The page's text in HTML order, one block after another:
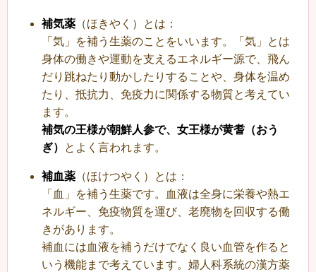
補気薬 （ほきやく）とは：
「気」を補う生薬のことをいいます。「気」とは
身体の働きや運動を支えるエネルギー源で、飛ん
だり跳ねたり動かしたりすることや、身体を温め
たり、抵抗力、免疫力に関係する物質と考えてい
ます。
補気の王様が朝鮮人参で、女王様が黄耆（おう
ぎ）
とよく言われます。
補血薬 （ほけつやく）とは：
「血」を補う生薬です。血液は全身に栄養や熱エ
ネルギー、免疫物質を運び、老廃物を回収する働
きがあります。
補血には血液を補うだけでなく良い血管を作ると
いう機能まで考えています。婦人科系統の漢方薬